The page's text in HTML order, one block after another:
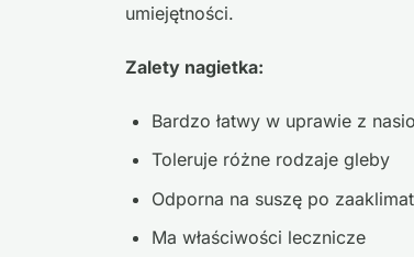
umiejętności.
Zalety nagietka:
Bardzo łatwy w uprawie z
Toleruje różne rodzaje gleby
Odporna na suszę po
Ma właściwości lecznicze